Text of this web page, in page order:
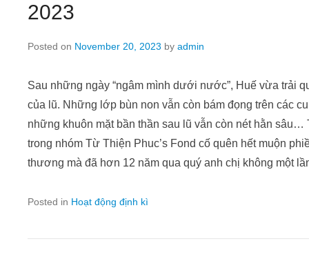
2023
Posted on November 20, 2023 by admin
Sau những ngày “ngâm mình dưới nước”, Huế vừa trải
của lũ. Những lớp bùn non vẫn còn bám đọng trên các
những khuôn mặt bần thần sau lũ vẫn còn nét hằn
trong nhóm Từ Thiện Phuc’s Fond cố quên hết muộn
thương mà đã hơn 12 năm qua quý anh chị không một
Posted in Hoạt động định kì